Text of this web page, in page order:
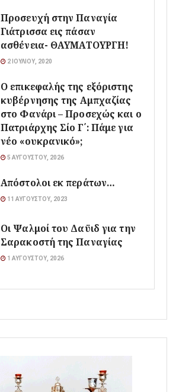
Προσευχή στην Παναγία
Γιάτρισσα εις πάσαν
ασθένεια- ΘΑΥΜΑΤΟΥΡΓΗ!
2 ΙΟΥΛΊΟΥ, 2020
Ο επικεφαλής της εξόριστης
κυβέρνησης της Αμπχαζίας
στο Φανάρι – Προσεχώς και ο
Πατριάρχης Σίο Γ΄: Πάμε για
νέο «ουκρανικό»;
5 ΑΥΓΟΎΣΤΟΥ, 2026
Απόστολοι εκ περάτων…
11 ΑΥΓΟΎΣΤΟΥ, 2023
Οι Ψαλμοί του Δαϋιδ για την
Σαρακοστή της Παναγίας
1 ΑΥΓΟΎΣΤΟΥ, 2026